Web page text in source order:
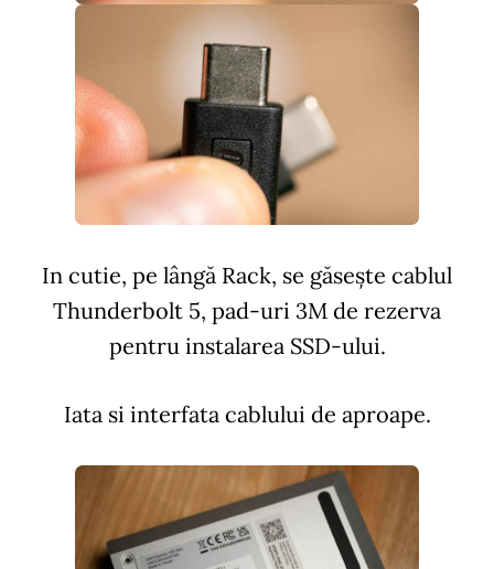
In cutie, pe lângă Rack, se găsește cablul
Thunderbolt 5, pad-uri 3M de rezerva
pentru instalarea SSD-ului.
Iata si interfata cablului de aproape.